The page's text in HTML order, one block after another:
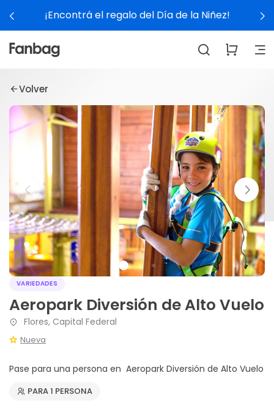
¡Encontrá el regalo del Día de la Niñez!
Volver
VARIEDADES
Aeropark Diversión de Alto Vuelo
Flores, Capital Federal
Nueva
Pase para una persona en Aeropark Diversión de Alto Vuelo
PARA 1 PERSONA